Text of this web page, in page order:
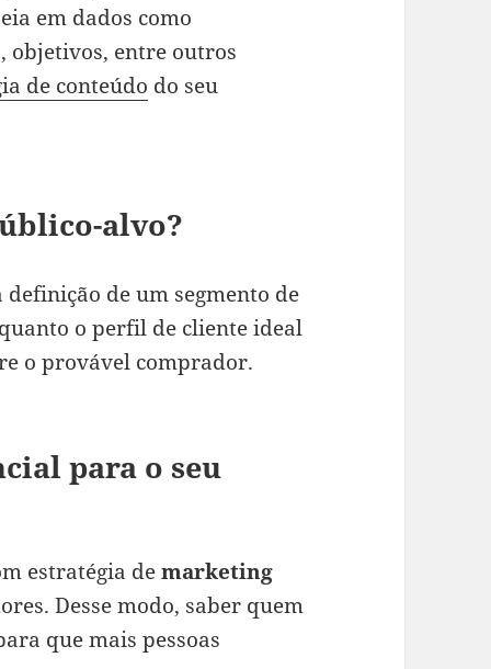
em dados como
objetivos, entre outros
de conteúdo do seu
alvo?
de um segmento de
o perfil de cliente ideal
o provável comprador.
para o seu
estratégia demarketing
Desse modo, saber quem
que mais pessoas